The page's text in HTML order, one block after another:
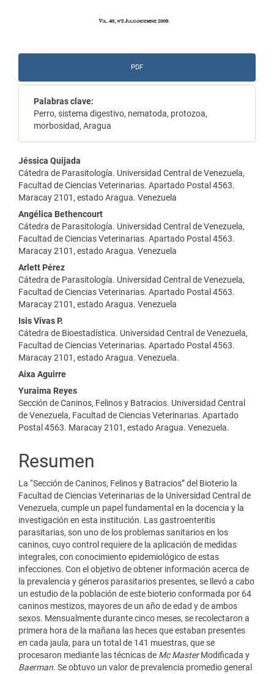
PDF
Palabras clave:
Perro, sistema digestivo, nematoda, protozoa,
morbosidad, Aragua
Contenido
principal
del
artículo
Jéssica Quijada
Cátedra de Parasitología. Universidad Central de Venezuela,
Facultad de Ciencias Veterinarias. Apartado Postal 4563.
Maracay 2101, estado Aragua. Venezuela
Angélica Bethencourt
Cátedra de Parasitología. Universidad Central de Venezuela,
Facultad de Ciencias Veterinarias. Apartado Postal 4563.
Maracay 2101, estado Aragua. Venezuela
Arlett Pérez
Cátedra de Parasitología. Universidad Central de Venezuela,
Facultad de Ciencias Veterinarias. Apartado Postal 4563.
Maracay 2101, estado Aragua. Venezuela
Isis Vivas P.
Cátedra de Bioestadística. Universidad Central de Venezuela,
Facultad de Ciencias Veterinarias. Apartado Postal 4563.
Maracay 2101, estado Aragua. Venezuela.
Aixa Aguirre
Yuraima Reyes
Sección de Caninos, Felinos y Batracios. Universidad Central
de Venezuela, Facultad de Ciencias Veterinarias. Apartado
Postal 4563. Maracay 2101, estado Aragua. Venezuela.
Resumen
La “Sección de Caninos, Felinos y Batracios” del Bioterio la
Facultad de Ciencias Veterinarias de la Universidad Central de
Venezuela, cumple un papel fundamental en la docencia y la
investigación en esta institución. Las gastroenteritis
parasitarias, son uno de los problemas sanitarios en los
caninos, cuyo control requiere de la aplicación de medidas
integrales, con conocimiento epidemiológico de estas
infecciones. Con el objetivo de obtener información acerca de
la prevalencia y géneros parasitarios presentes, se llevó a cabo
un estudio de la población de este bioterio conformada por 64
caninos mestizos, mayores de un año de edad y de ambos
sexos. Mensualmente durante cinco meses, se recolectaron a
primera hora de la mañana las heces que estaban presentes
en cada jaula, para un total de 141 muestras, que se
procesaron mediante las técnicas de Mc MasterModificada y
Baerman. Se obtuvo un valor de prevalencia promedio general